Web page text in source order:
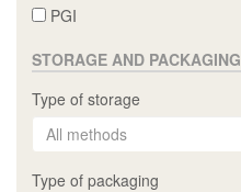
PGI
STORAGE AND PACKAGING
Type of storage
Type of packaging